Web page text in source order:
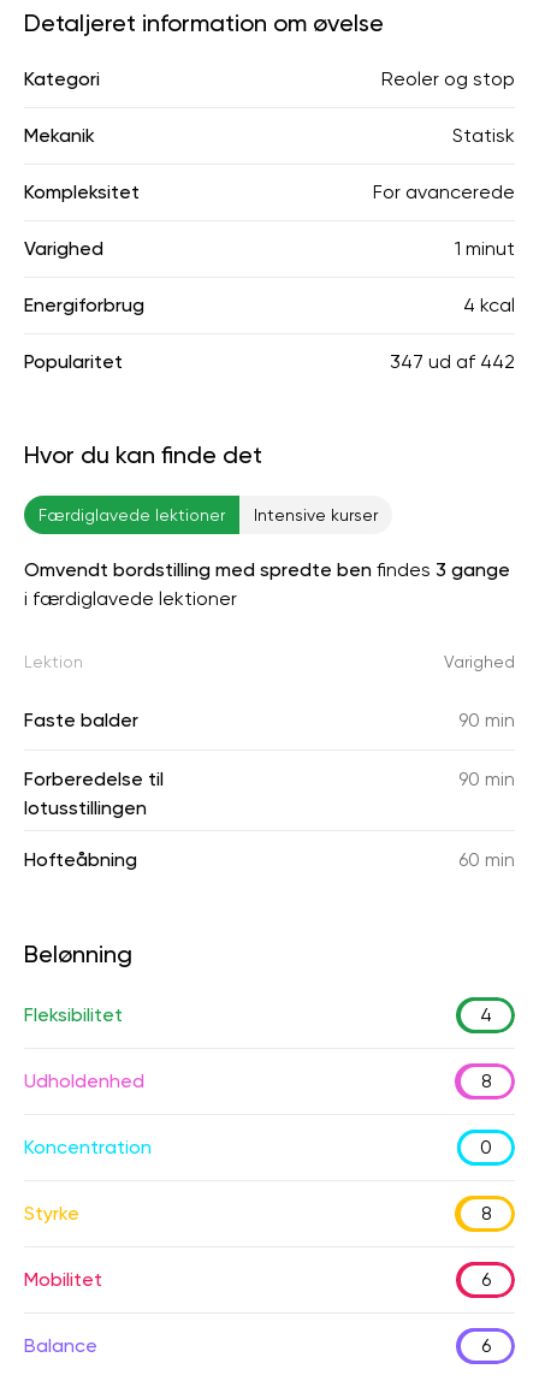
Detaljeret information om øvelse
Kategori Reoler og stop
Mekanik Statisk
Kompleksitet For avancerede
Varighed 1 minut
Energiforbrug 4 kcal
Popularitet 347 ud af 442
Hvor du kan finde det
Færdiglavede lektioner Intensive kurser
Omvendt bordstilling med spredte ben findes 3 gange
i færdiglavede lektioner
Lektion Varighed
Faste balder 90 min
Forberedelse til
lotusstillingen
90 min
Hofteåbning 60 min
Belønning
Fleksibilitet 4
Udholdenhed 8
Koncentration 0
Styrke 8
Mobilitet 6
Balance 6